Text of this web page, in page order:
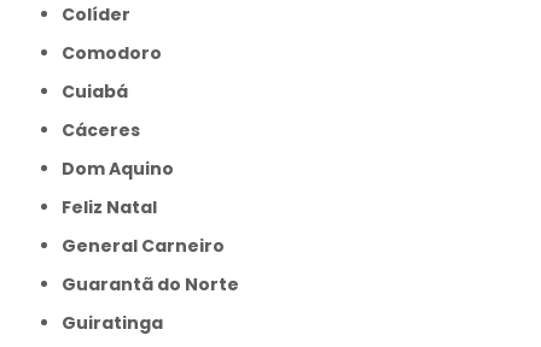
Colíder
Comodoro
Cuiabá
Cáceres
Dom Aquino
Feliz Natal
General Carneiro
Guarantã do Norte
Guiratinga